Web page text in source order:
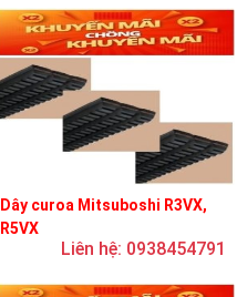
Dây curoa Mitsuboshi R3VX,
R5VX
Liên hệ: 0938454791